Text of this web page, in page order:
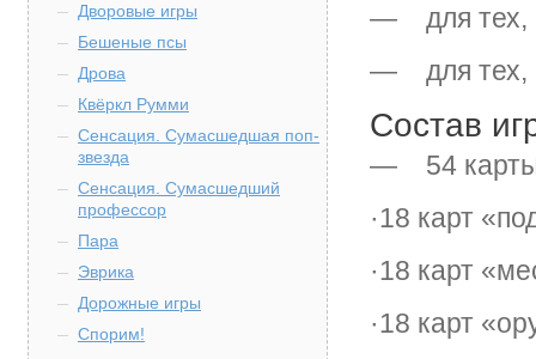
Дворовые игры
Бешеные псы
Дрова
Квёркл Румми
Сенсация. Сумасшедшая поп-
звезда
Сенсация. Сумасшедший
профессор
Пара
Эврика
Дорожные игры
Спорим!
— для тех,
— для тех,
Состав
— 54
·18 карт
·18 карт
·18 карт